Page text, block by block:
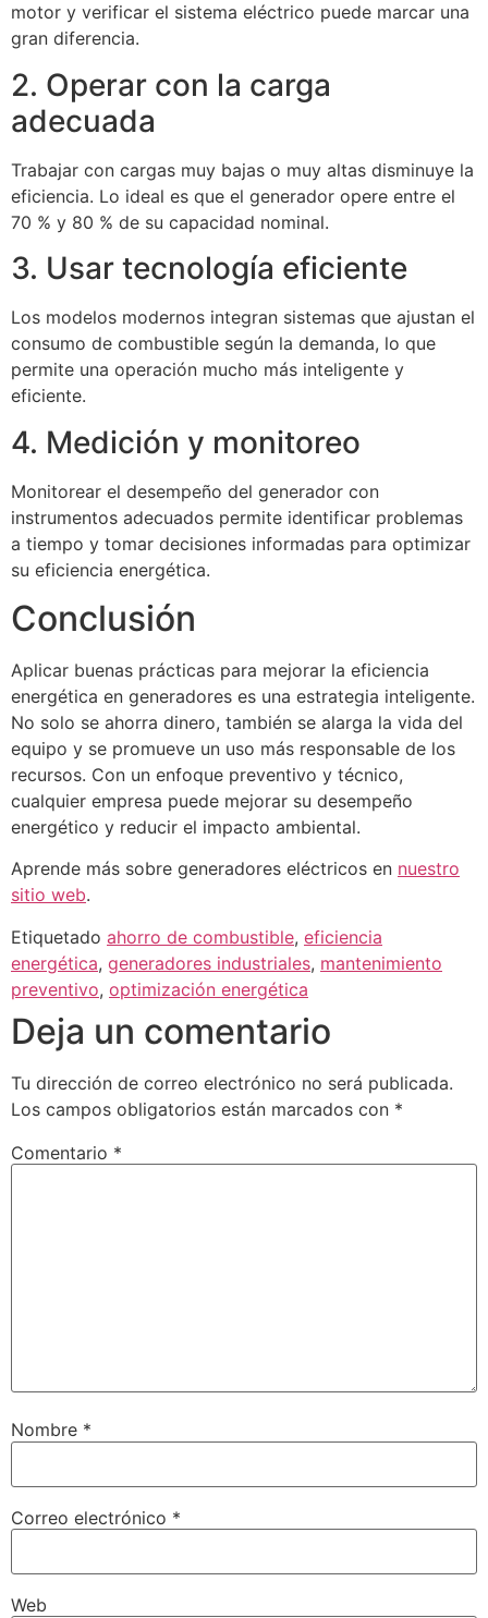
motor y verificar el sistema eléctrico puede marcar una
gran diferencia.
2. Operar con la carga
adecuada
Trabajar con cargas muy bajas o muy altas disminuye la
eficiencia. Lo ideal es que el generador opere entre el
70 % y 80 % de su capacidad nominal.
3. Usar tecnología eficiente
Los modelos modernos integran sistemas que ajustan el
consumo de combustible según la demanda, lo que
permite una operación mucho más inteligente y
eficiente.
4. Medición y monitoreo
Monitorear el desempeño del generador con
instrumentos adecuados permite identificar problemas
a tiempo y tomar decisiones informadas para optimizar
su eficiencia energética.
Conclusión
Aplicar buenas prácticas para mejorar la eficiencia
energética en generadores es una estrategia inteligente.
No solo se ahorra dinero, también se alarga la vida del
equipo y se promueve un uso más responsable de los
recursos. Con un enfoque preventivo y técnico,
cualquier empresa puede mejorar su desempeño
energético y reducir el impacto ambiental.
Aprende más sobre generadores eléctricos en nuestro
sitio web.
Etiquetado ahorro de combustible, eficiencia
energética, generadores industriales, mantenimiento
preventivo, optimización energética
Deja un comentario
Tu dirección de correo electrónico no será publicada.
Los campos obligatorios están marcados con *
Comentario *
Nombre *
Correo electrónico *
Web